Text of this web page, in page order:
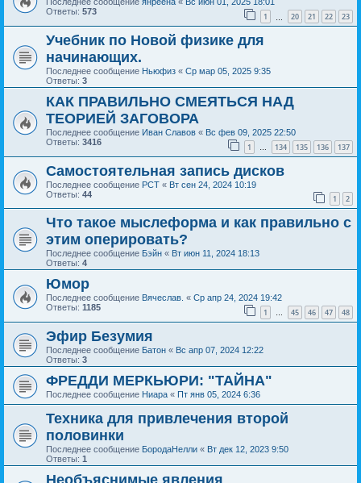
Последнее сообщение янреена « Вс июн 01, 2025 18:01
Ответы: 573 1 20 21 22 23
Учебник по Новой физике для
начинающих.
Последнее сообщение Ньюфиз « Ср мар 05, 2025 9:35
Ответы: 3
КАК ПРАВИЛЬНО СМЕЯТЬСЯ НАД
ТЕОРИЕЙ ЗАГОВОРА
Последнее сообщение Иван Славов « Вс фев 09, 2025 22:50
Ответы: 3416 1 … 134 135 136 137
Самостоятельная запись дисков
Последнее сообщение РСТ « Вт сен 24, 2024 10:19
Ответы: 44 1 2
Что такое мыслеформа и как правильно с
этим оперировать?
Последнее сообщение Бэйн « Вт июн 11, 2024 18:13
Ответы: 4
Юмор
Последнее сообщение Вячеслав. « Ср апр 24, 2024 19:42
Ответы: 1185 1 … 45 46 47 48
Эфир Безумия
Последнее сообщение Батон « Вс апр 07, 2024 12:22
Ответы: 3
ФРЕДДИ МЕРКЬЮРИ: "ТАЙНА"
Последнее сообщение Ниара « Пт янв 05, 2024 6:36
Техника для привлечения второй
половинки
Последнее сообщение БородаНелли « Вт дек 12, 2023 9:50
Ответы: 1
Необъяснимые явления